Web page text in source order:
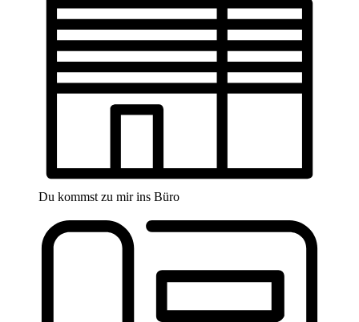
Du kommst zu mir ins Büro